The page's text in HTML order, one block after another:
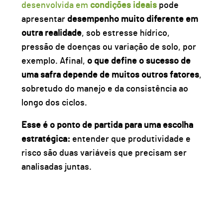
desenvolvida em condições ideaispode
apresentardesempenho muito diferente em
outra realidade, sob estresse hídrico,
pressão de doenças ou variação de solo, por
exemplo. Afinal, o que define o sucesso de
uma safra depende de muitos outros fatores,
sobretudo do manejo e da consistênciaao
longo dos ciclos.
Esse é o ponto de partida para uma escolha
estratégica:entender que produtividade e
risco são duas variáveis que precisam ser
analisadas juntas.